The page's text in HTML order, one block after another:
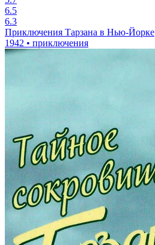
6.5
6.3
Приключения Тарзана в Нью-Йорке
1942 • приключения